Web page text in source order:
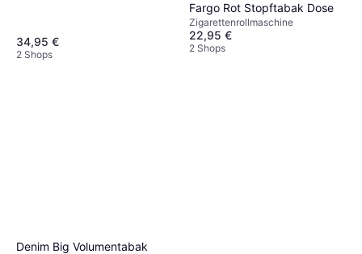
34,95 €
2 Shops
Fargo Rot Stopftabak Dose
Zigarettenrollmaschine
22,95 €
2 Shops
Denim Big Volumentabak